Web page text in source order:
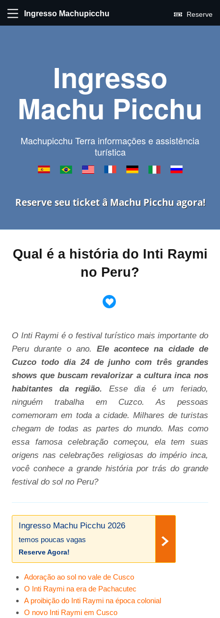
Ingresso Machupicchu Reserve
Ingresso
Machu Picchu
Machupicchu Terra informações e assistência
turística
Reserve seu ticket â Machu Picchu agora!
Qual é a história do Inti Raymi
no Peru?
O Inti Raymi é o festival turístico mais importante do
Peru durante o ano. Ele acontece na cidade de
Cuzco todo dia 24 de junho com três grandes
shows que buscam revalorizar a cultura inca nos
habitantes da região. Esse dia é um feriado,
ninguém trabalha em Cuzco. As pessoas
comemoram em toda a cidade. Milhares de turistas
chegam de todas as partes do mundo. Mas como
essa famosa celebração começou, ela tem suas
origens nas celebrações religiosas do império inca,
você conhece a grande história por trás do grande
festival do sol no Peru?
Ingresso Machu Picchu 2026
temos poucas vagas
Reserve Agora!
Adoração ao sol no vale de Cusco
O Inti Raymi na era de Pachacutec
A proibição do Inti Raymi na época colonial
O novo Inti Raymi em Cusco